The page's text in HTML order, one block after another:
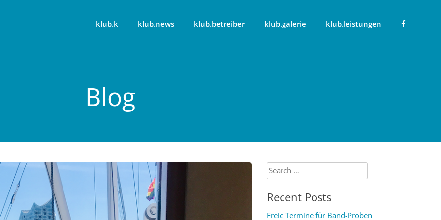
klub.k klub.news klub.betreiber klub.galerie klub.leistungen
Blog
Search
for:
Recent Posts
Freie Termine für Band-Proben